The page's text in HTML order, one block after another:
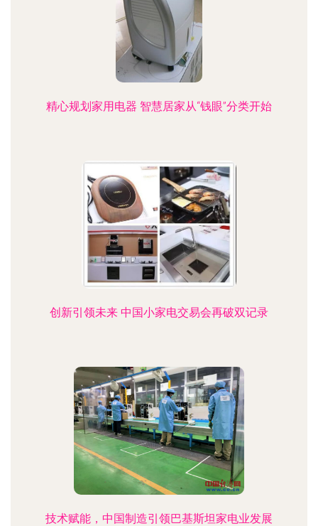
精心规划家用电器 智慧居家从“钱眼”分类开始
创新引领未来 中国小家电交易会再破双记录
技术赋能，中国制造引领巴基斯坦家电业发展